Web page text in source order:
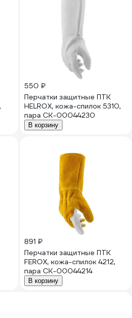
550 ₽
Перчатки защитные ПТК
HELROX, кожа-спилок 5310,
пара СК-00044230
В корзину
891 ₽
Перчатки защитные ПТК
FEROX, кожа-спилок 4212,
пара СК-00044214
В корзину